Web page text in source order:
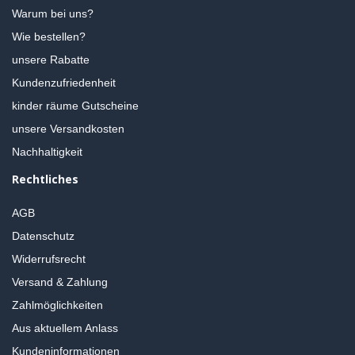
Warum bei uns?
Wie bestellen?
unsere Rabatte
Kundenzufriedenheit
kinder räume Gutscheine
unsere Versandkosten
Nachhaltigkeit
Rechtliches
AGB
Datenschutz
Widerrufsrecht
Versand & Zahlung
Zahlmöglichkeiten
Aus aktuellem Anlass
Kundeninformationen